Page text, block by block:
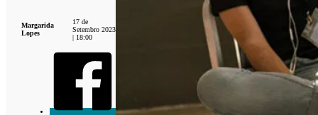
Margarida
Lopes
17 de
Setembro 2023
| 18:00